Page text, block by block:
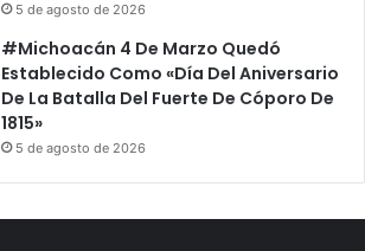
5 de agosto de 2026
#Michoacán 4 De Marzo Quedó
Establecido Como «Día Del Aniversario
De La Batalla Del Fuerte De Cóporo De
1815»
5 de agosto de 2026